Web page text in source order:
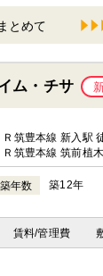
ム・チサ
Ｒ筑豊本線 新入駅
Ｒ筑豊本線 筑前植
築年数 築12年
賃料/管理費